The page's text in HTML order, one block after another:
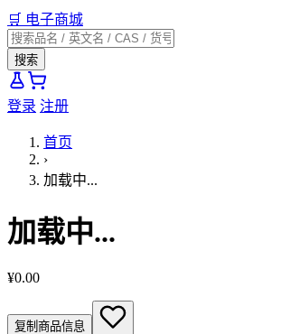
🛒 电子商城
搜索
登录 注册
首页
›
加载中...
加载中...
¥0.00
复制商品信息